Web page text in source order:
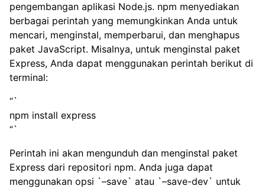
pengembangan aplikasi Node.js. npm menyediakan
berbagai perintah yang memungkinkan Anda untuk
mencari, menginstal, memperbarui, dan menghapus
paket JavaScript. Misalnya, untuk menginstal paket
Express, Anda dapat menggunakan perintah berikut di
terminal:
“`
npm install express
“`
Perintah ini akan mengunduh dan menginstal paket
Express dari repositori npm. Anda juga dapat
menggunakan opsi `–save` atau `–save-dev` untuk